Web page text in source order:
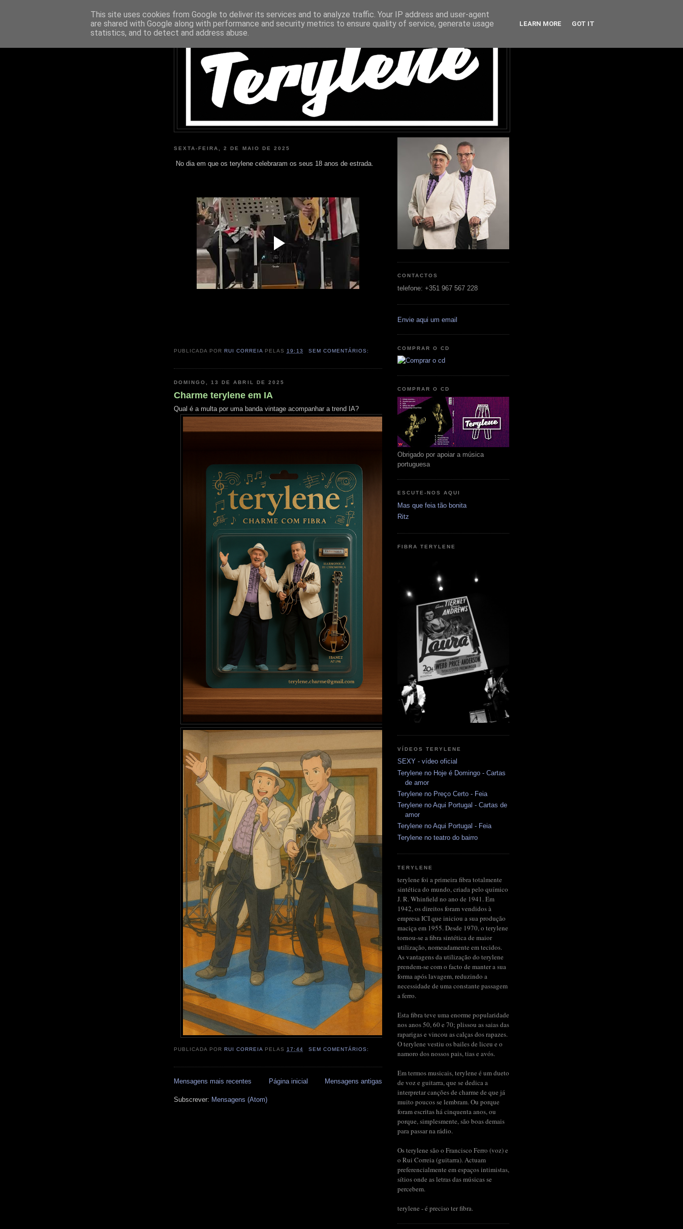
SEXTA-FEIRA, 2 DE MAIO DE 2025
No dia em que os terylene celebraram os seus 18 anos de estrada.
PUBLICADA PORRUI CORREIA PELAS19:13 SEM COMENTÁRIOS:
DOMINGO, 13 DE ABRIL DE 2025
Charme terylene em IA
Qual é a multa por uma banda vintage acompanhar a trend IA?
PUBLICADA PORRUI CORREIA PELAS 17:44 SEM COMENTÁRIOS:
Mensagens mais recentes Mensagens antigas
Página inicial
Subscrever: Mensagens (Atom)
CONTACTOS
telefone: +351 967 567 228
Envie aqui um email
COMPRAR O CD
COMPRAR O CD
Obrigado por apoiar a música
portuguesa
ESCUTE-NOS AQUI
Mas que feia tão bonita
Ritz
FIBRA TERYLENE
VÍDEOS TERYLENE
SEXY - vídeo oficial
Terylene no Hoje é Domingo - Cartas
de amor
Terylene no Preço Certo - Feia
Terylene no Aqui Portugal - Cartas de
amor
Terylene no Aqui Portugal - Feia
Terylene no teatro do bairro
TERYLENE
terylene foi a primeira fibra totalmente
sintética do mundo, criada pelo químico
J. R. Whinfield no ano de 1941. Em
1942, os direitos foram vendidos à
empresa ICI que iniciou a sua produção
maciça em 1955. Desde 1970, o terylene
tornou-se a fibra sintética de maior
utilização, nomeadamente em tecidos.
As vantagens da utilização do terylene
prendem-se com o facto de manter a sua
forma após lavagem, reduzindo a
necessidade de uma constante passagem
a ferro.
Esta fibra teve uma enorme popularidade
nos anos 50, 60 e 70; plissou as saias das
raparigas e vincou as calças dos rapazes.
O terylene vestiu os bailes de liceu e o
namoro dos nossos pais, tias e avós.
Em termos musicais, terylene é um dueto
de voz e guitarra, que se dedica a
interpretar canções de charme de que já
muito poucos se lembram. Ou porque
foram escritas há cinquenta anos, ou
porque, simplesmente, são boas demais
para passar na rádio.
Os terylene são o Francisco Ferro (voz) e
o Rui Correia (guitarra). Actuam
preferencialmente em espaços intimistas,
sítios onde as letras das músicas se
percebem.
terylene - é preciso ter fibra.
This site uses cookies from Google to deliver its services and to analyze traffic. Your IP address and user-agent
are shared with Google along with performance and security metrics to ensure quality of service, generate usage
statistics, and to detect and address abuse.
LEARN MORE GOT IT